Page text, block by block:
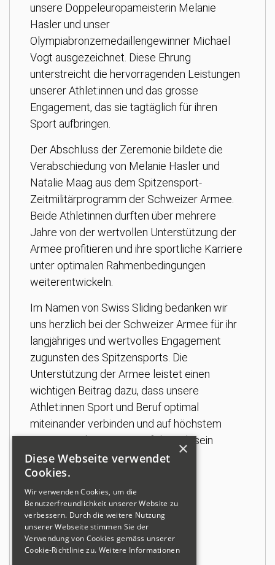
unsere Doppeleuropameisterin Melanie
Hasler und unser
Olympiabronzemedaillengewinner Michael
Vogt ausgezeichnet. Diese Ehrung
unterstreicht die hervorragenden Leistungen
unserer Athlet:innen und das grosse
Engagement, das sie tagtäglich für ihren
Sport aufbringen.
Der Abschluss der Zeremonie bildete die
Verabschiedung von Melanie Hasler und
Natalie Maag aus dem Spitzensport-
Zeitmilitärprogramm der Schweizer Armee.
Beide Athletinnen durften über mehrere
Jahre von der wertvollen Unterstützung der
Armee profitieren und ihre sportliche Karriere
unter optimalen Rahmenbedingungen
weiterentwickeln.
Im Namen von Swiss Sliding bedanken wir
uns herzlich bei der Schweizer Armee für ihr
langjähriges und wertvolles Engagement
zugunsten des Spitzensports. Die
Unterstützung der Armee leistet einen
wichtigen Beitrag dazu, dass unsere
Athlet:innen Sport und Beruf optimal
miteinander verbinden und auf höchstem
internationalem Niveau erfolgreich sein
können.
×
Diese Webseite verwendet
Cookies.
Wir verwenden Cookies, um die
Benutzerfreundlichkeit unserer Website zu
verbessern. Durch die weitere Nutzung
unserer Webseite stimmen Sie der
Verwendung von Cookies gemäss unserer
Cookie-Richtlinie zu. Weitere Informationen